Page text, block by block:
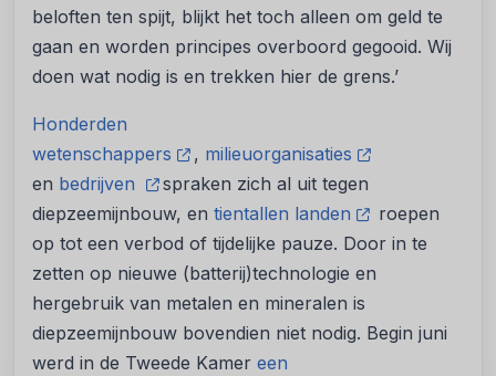
beloften ten spijt, blijkt het toch alleen om geld te
gaan en worden principes overboord gegooid. Wij
doen wat nodig is en trekken hier de grens.’
Honderden
wetenschappers
, milieuorganisaties
en bedrijven
spraken zich al uit tegen
diepzeemijnbouw, en tientallen landen
roepen
op tot een verbod of tijdelijke pauze. Door in te
zetten op nieuwe (batterij)technologie en
hergebruik van metalen en mineralen is
diepzeemijnbouw bovendien niet nodig. Begin juni
werd in de Tweede Kamer een